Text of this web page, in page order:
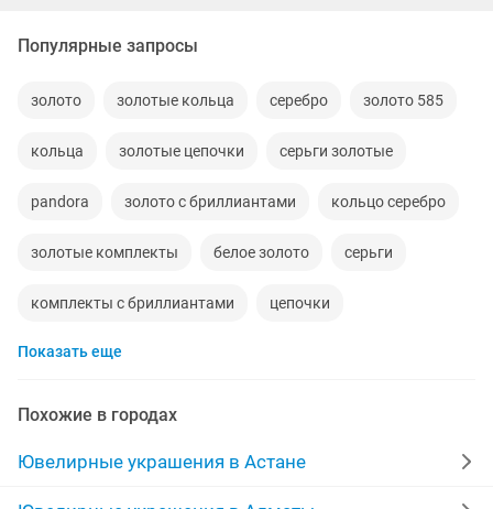
Популярные запросы
золото золотые кольца серебро золото 585
кольца золотые цепочки серьги золотые
pandora золото с бриллиантами кольцо серебро
золотые комплекты белое золото серьги
комплекты с бриллиантами цепочки
кольцо новое
подвески золотые новые серьги
Показать еще
Похожие в городах
Ювелирные украшения в Астане